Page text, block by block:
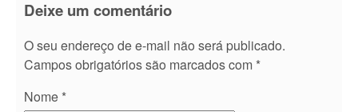
Deixe um comentário
O seu endereço de e-mail não será publicado.
Campos obrigatórios são marcados com *
Nome *